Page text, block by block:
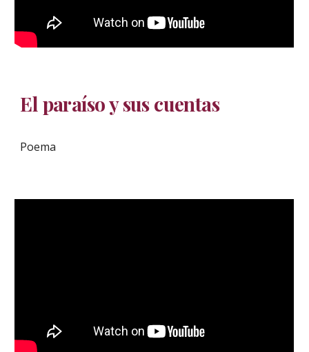
El paraíso y sus cuentas
Poema